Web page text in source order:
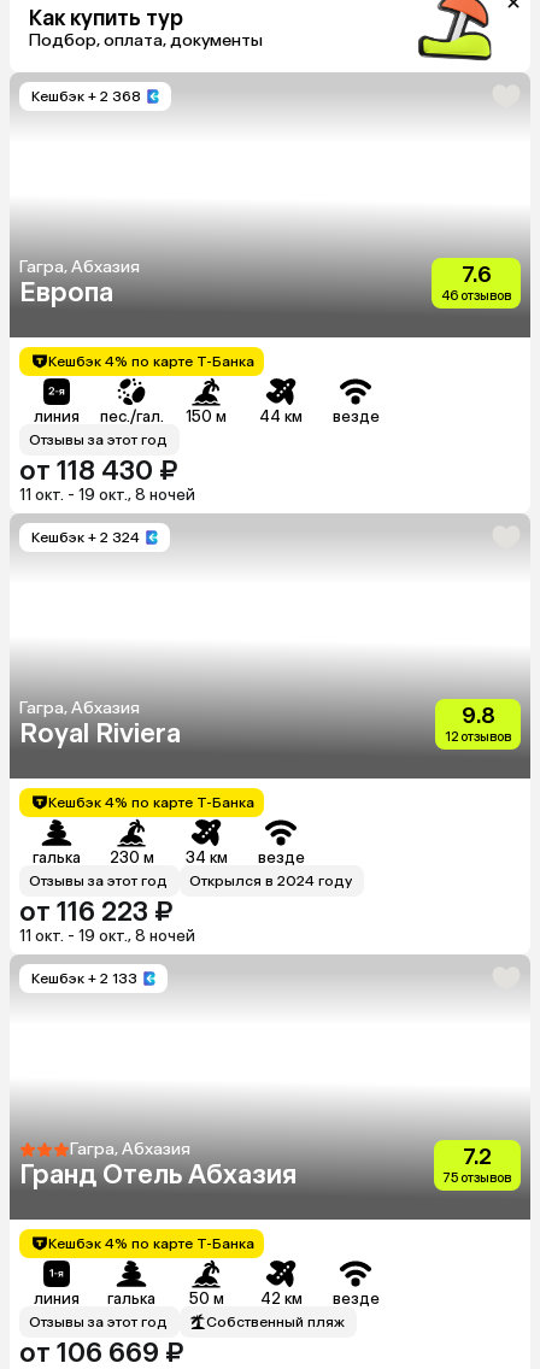
Как купить тур
Подбор, оплата, документы
Кешбэк + 2 368
Гагра, Абхазия
Европа
7.6
46 отзывов
Кешбэк 4% по карте Т-Банка
линия пес./гал. 150 м 44 км везде
Отзывы за этот год
от 118 430 ₽
11 окт. - 19 окт., 8 ночей
Кешбэк + 2 324
Гагра, Абхазия
Royal Riviera
9.8
12 отзывов
Кешбэк 4% по карте Т-Банка
галька 230 м 34 км везде
Отзывы за этот год Открылся в 2024 году
от 116 223 ₽
11 окт. - 19 окт., 8 ночей
Кешбэк + 2 133
Гагра, Абхазия
Гранд Отель Абхазия
7.2
75 отзывов
Кешбэк 4% по карте Т-Банка
линия галька 50 м 42 км везде
Отзывы за этот год Собственный пляж
от 106 669 ₽